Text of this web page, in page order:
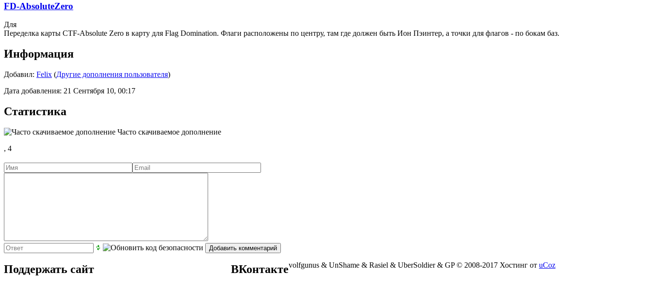
FD-AbsoluteZero
Для
Переделка карты CTF-Absolute Zero в карту для Flag Domination. Флаги расположены по центру, там где должен быть Ион Пэинтер, а точки для флагов - по бокам баз.
Информация
Добавил: Felix (Другие дополнения пользователя)
Дата добавления: 21 Сентября 10, 00:17
Статистика
Часто скачиваемое дополнение
, 4
Поддержать сайт ВКонтактеvolfgunus & UnShame & Rasiel & UberSoldier & GP © 2008-2017 Хостинг от uCoz